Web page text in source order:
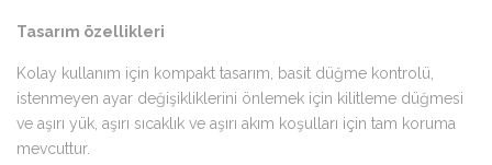
Tasarım özellikleri
Kolay kullanım için kompakt tasarım, basit düğme kontrolü,
istenmeyen ayar değişikliklerini önlemek için kilitleme düğmesi
ve aşırı yük, aşırı sıcaklık ve aşırı akım koşulları için tam koruma
mevcuttur.